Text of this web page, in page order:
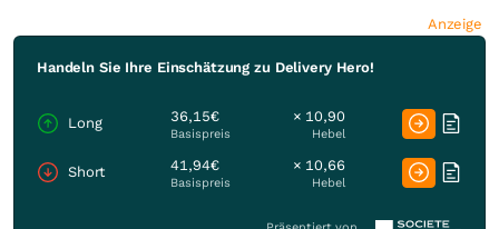
Anzeige
Handeln Sie Ihre Einschätzung zu Delivery Hero!
Long 36,15€
Basispreis
× 10,90
Hebel
Short 41,94€
Basispreis
× 10,66
Hebel